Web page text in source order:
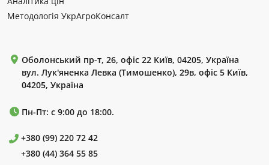
Методологія УкрАгроКонсалт
Оболонський пр-т, 26, офіс 22 Київ, 04205, Україна
вул. Лук'яненка Левка (Тимошенко), 29в, офіс 5 Київ,
04205, Україна
Пн-Пт: с 9:00 до 18:00.
+380 (99) 220 72 42
+380 (44) 364 55 85